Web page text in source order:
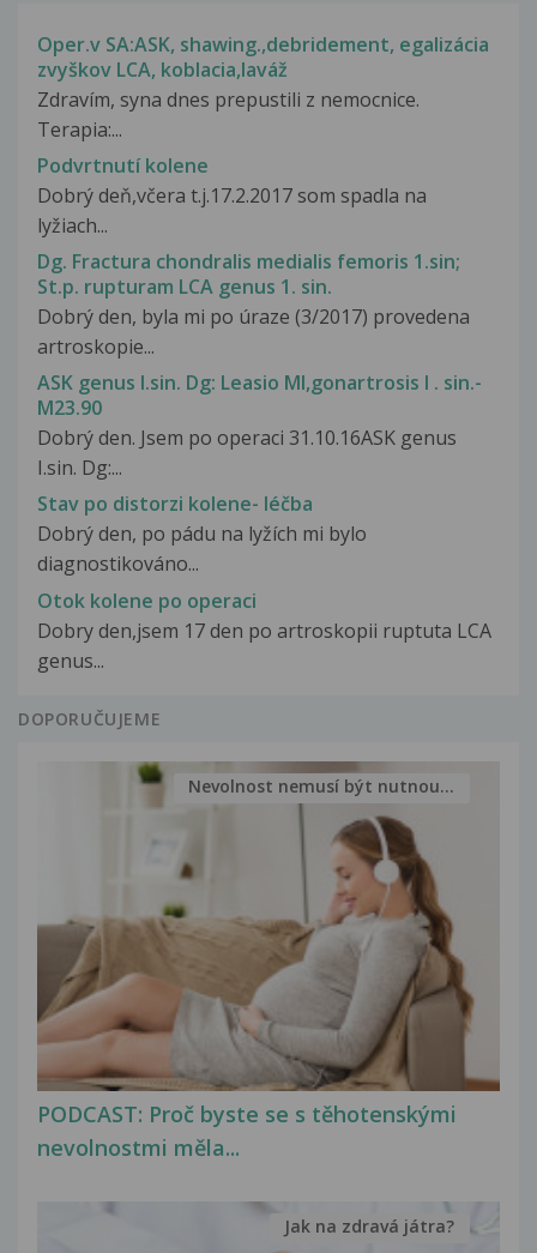
Oper.v SA:ASK, shawing.,debridement, egalizácia
zvyškov LCA, koblacia,laváž
Zdravím, syna dnes prepustili z nemocnice.
Terapia:...
Podvrtnutí kolene
Dobrý deň,včera t.j.17.2.2017 som spadla na
lyžiach...
Dg. Fractura chondralis medialis femoris 1.sin;
St.p. rupturam LCA genus 1. sin.
Dobrý den, byla mi po úraze (3/2017) provedena
artroskopie...
ASK genus I.sin. Dg: Leasio MI,gonartrosis I . sin.-
M23.90
Dobrý den. Jsem po operaci 31.10.16ASK genus
I.sin. Dg:...
Stav po distorzi kolene- léčba
Dobrý den, po pádu na lyžích mi bylo
diagnostikováno...
Otok kolene po operaci
Dobry den,jsem 17 den po artroskopii ruptuta LCA
genus...
DOPORUČUJEME
PODCAST: Proč byste se s těhotenskými
nevolnostmi měla...
Nevolnost nemusí být nutnou...
Jak na zdravá játra?